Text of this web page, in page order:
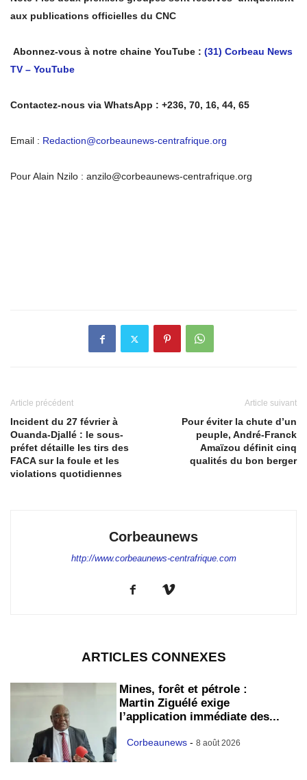
aux publications officielles du CNC
Abonnez-vous à notre chaine YouTube : (31) Corbeau News
TV – YouTube
Contactez-nous via WhatsApp : +236, 70, 16, 44, 65
Email : Redaction@corbeaunews-centrafrique.org
Pour Alain Nzilo : anzilo@corbeaunews-centrafrique.org
Article précédent
Incident du 27 février à
Ouanda-Djallé : le sous-
préfet détaille les tirs des
FACA sur la foule et les
violations quotidiennes
Article suivant
Pour éviter la chute d’un
peuple, André-Franck
Amaïzou définit cinq
qualités du bon berger
Corbeaunews
http://www.corbeaunews-centrafrique.com
ARTICLES CONNEXES
Mines, forêt et pétrole :
Martin Ziguélé exige
l’application immédiate des...
Corbeaunews - 8 août 2026